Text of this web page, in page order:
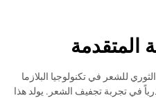
المتقدمة
للشعر في تكنولوجيا البلازما
في تجربة تجفيف الشعر. يولد هذا